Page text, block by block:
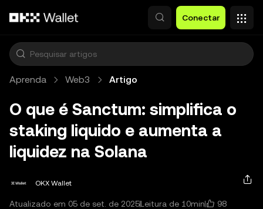
Conectar
Aprenda Web3 Artigo
O que é Sanctum: simplifica o
staking liquido e aumenta a
liquidez na Solana
OKX Wallet
Atualizado em 05 de set. de 2025Leitura de 10min 98